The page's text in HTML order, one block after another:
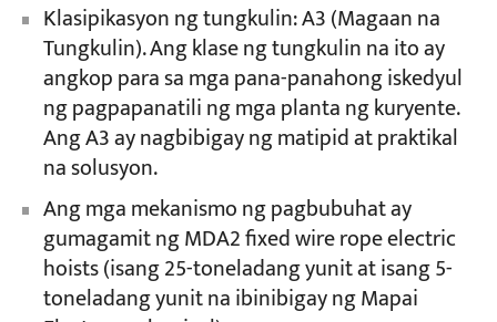
Klasipikasyon ng tungkulin: A3 (Magaan na
Tungkulin). Ang klase ng tungkulin na ito ay
angkop para sa mga pana-panahong iskedyul
ng pagpapanatili ng mga planta ng kuryente.
Ang A3 ay nagbibigay ng matipid at praktikal
na solusyon.
Ang mga mekanismo ng pagbubuhat ay
gumagamit ng MDA2 fixed wire rope electric
hoists (isang 25-toneladang yunit at isang 5-
toneladang yunit na ibinibigay ng Mapai